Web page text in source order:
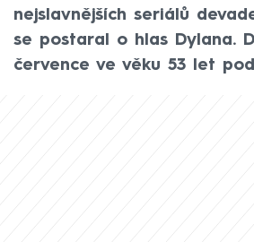
nejslavnějších seriálů
se postaral o hlas Dylana.
července ve věku 53 let